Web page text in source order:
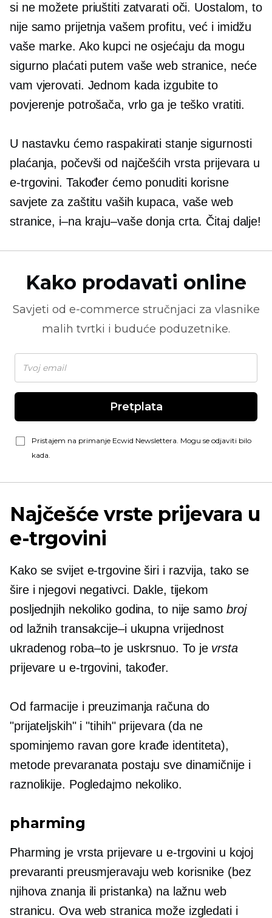
si ne možete priuštiti zatvarati oči. Uostalom, to
nije samo prijetnja vašem profitu, već i imidžu
vaše marke. Ako kupci ne osjećaju da mogu
sigurno plaćati putem vaše web stranice, neće
vam vjerovati. Jednom kada izgubite to
povjerenje potrošača, vrlo ga je teško vratiti.
U nastavku ćemo raspakirati stanje sigurnosti
plaćanja, počevši od najčešćih vrsta prijevara u
e-trgovini. Također ćemo ponuditi korisne
savjete za zaštitu vaših kupaca, vaše web
stranice, i–na kraju–vašedonja crta. Čitaj dalje!
Kako prodavati online
Savjeti od e-commerce stručnjaci za vlasnike
malih tvrtki i buduće poduzetnike.
Pretplata
Pristajem na primanje Ecwid Newslettera. Mogu se odjaviti bilo
kada.
Najčešće vrste prijevara u
e-trgovini
Kako se svijet e-trgovine širi i razvija, tako se
šire i njegovi negativci. Dakle, tijekom
posljednjih nekoliko godina, to nije samo broj
od lažnihtransakcije–iukupna vrijednost
ukradenog roba–to je uskrsnuo. To je vrsta
prijevare u e-trgovini, također.
Od farmacije i preuzimanja računa do
"prijateljskih" i "tihih" prijevara (da ne
spominjemo ravan gorekrađe identiteta),
metode prevaranata postaju sve dinamičnije i
raznolikije. Pogledajmo nekoliko.
pharming
Pharming je vrsta prijevare u e-trgovini u kojoj
prevaranti preusmjeravaju web korisnike (bez
njihova znanja ili pristanka) na lažnu web
stranicu. Ova web stranica može izgledati i